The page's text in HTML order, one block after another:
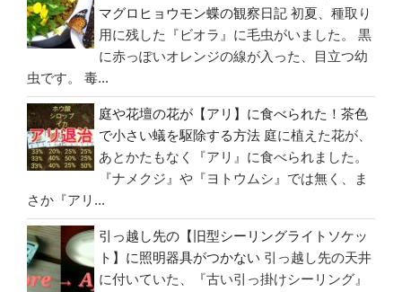
マグロヒョウモン蝶の観察日記 初夏、種取り
用に残した『ビオラ』に毛虫がいました。 黒
に赤っぽいオレンジの線が入った、目立つ幼
虫です。 毒...
庭や花壇の花が【アリ】に食べられた！茶色
で小さい蟻を駆除する方法 庭に植えた花が、
あとかたもなく『アリ』に食べられました。
『ナメクジ』や『ヨトウムシ』では無く、ま
さか『アリ...
引っ越し先の【旧型シーリングライトソケッ
ト】に照明器具がつかない 引っ越し先の天井
に付いていた、『古い引っ掛けシーリング』